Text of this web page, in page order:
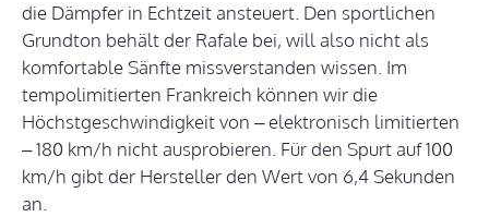
die Dämpfer in Echtzeit ansteuert. Den sportlichen
Grundton behält der Rafale bei, will also nicht als
komfortable Sänfte missverstanden wissen. Im
tempolimitierten Frankreich können wir die
Höchstgeschwindigkeit von – elektronisch limitierten
– 180 km/h nicht ausprobieren. Für den Spurt auf 100
km/h gibt der Hersteller den Wert von 6,4 Sekunden
an.